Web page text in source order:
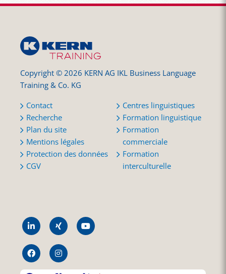
Copyright © 2026 KERN AG IKL Business Language
Training & Co. KG
Contact
Recherche
Plan du site
Mentions légales
Protection des données
CGV
Centres linguistiques
Formation linguistique
Formation
commerciale
Formation
interculturelle